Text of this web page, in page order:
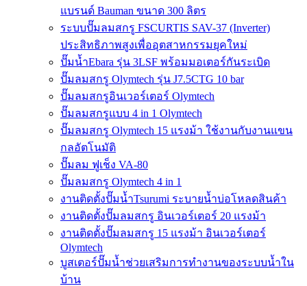
แบรนด์ Bauman ขนาด 300 ลิตร
ระบบปั๊มลมสกรู FSCURTIS SAV-37 (Inverter)
ประสิทธิภาพสูงเพื่ออุตสาหกรรมยุคใหม่
ปั๊มน้ำEbara รุ่น 3LSF พร้อมมอเตอร์กันระเบิด
ปั๊มลมสกรู Olymtech รุ่น J7.5CTG 10 bar
ปั๊มลมสกรูอินเวอร์เตอร์ Olymtech
ปั๊มลมสกรูแบบ 4 in 1 Olymtech
ปั๊มลมสกรู Olymtech 15 แรงม้า ใช้งานกับงานแขน
กลอัตโนมัติ
ปั๊มลม ฟูเช็ง VA-80
ปั๊มลมสกรู Olymtech 4 in 1
งานติดตั้งปั๊มน้ำTsurumi ระบายน้ำบ่อโหลดสินค้า
งานติดตั้งปั๊มลมสกรู อินเวอร์เตอร์ 20 แรงม้า
งานติดตั้งปั๊มลมสกรู 15 แรงม้า อินเวอร์เตอร์
Olymtech
บูสเตอร์ปั๊มน้ำช่วยเสริมการทำงานของระบบน้ำใน
บ้าน